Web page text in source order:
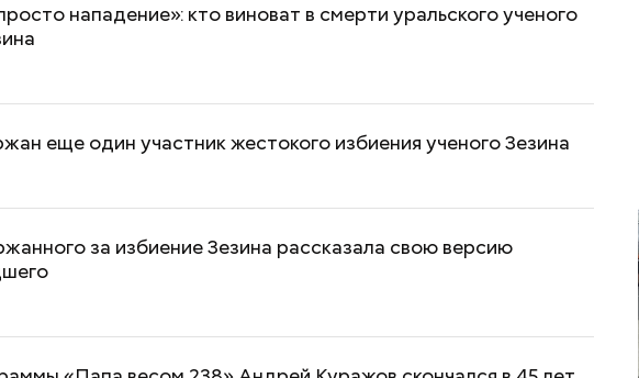
нападение»: кто виноват в смерти уральского ученого
еще один участник жестокого избиения ученого Зезина
за избиение Зезина рассказала свою версию